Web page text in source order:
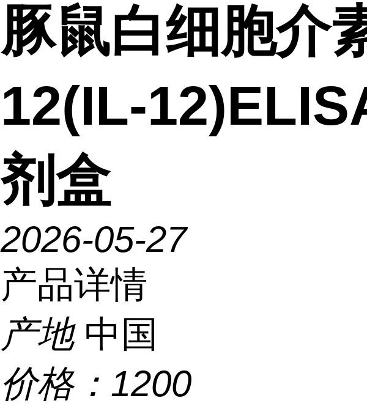
豚鼠白细胞介
12(IL-
剂盒
2026-05-27
产品详情
产地 中国
价格： 1200